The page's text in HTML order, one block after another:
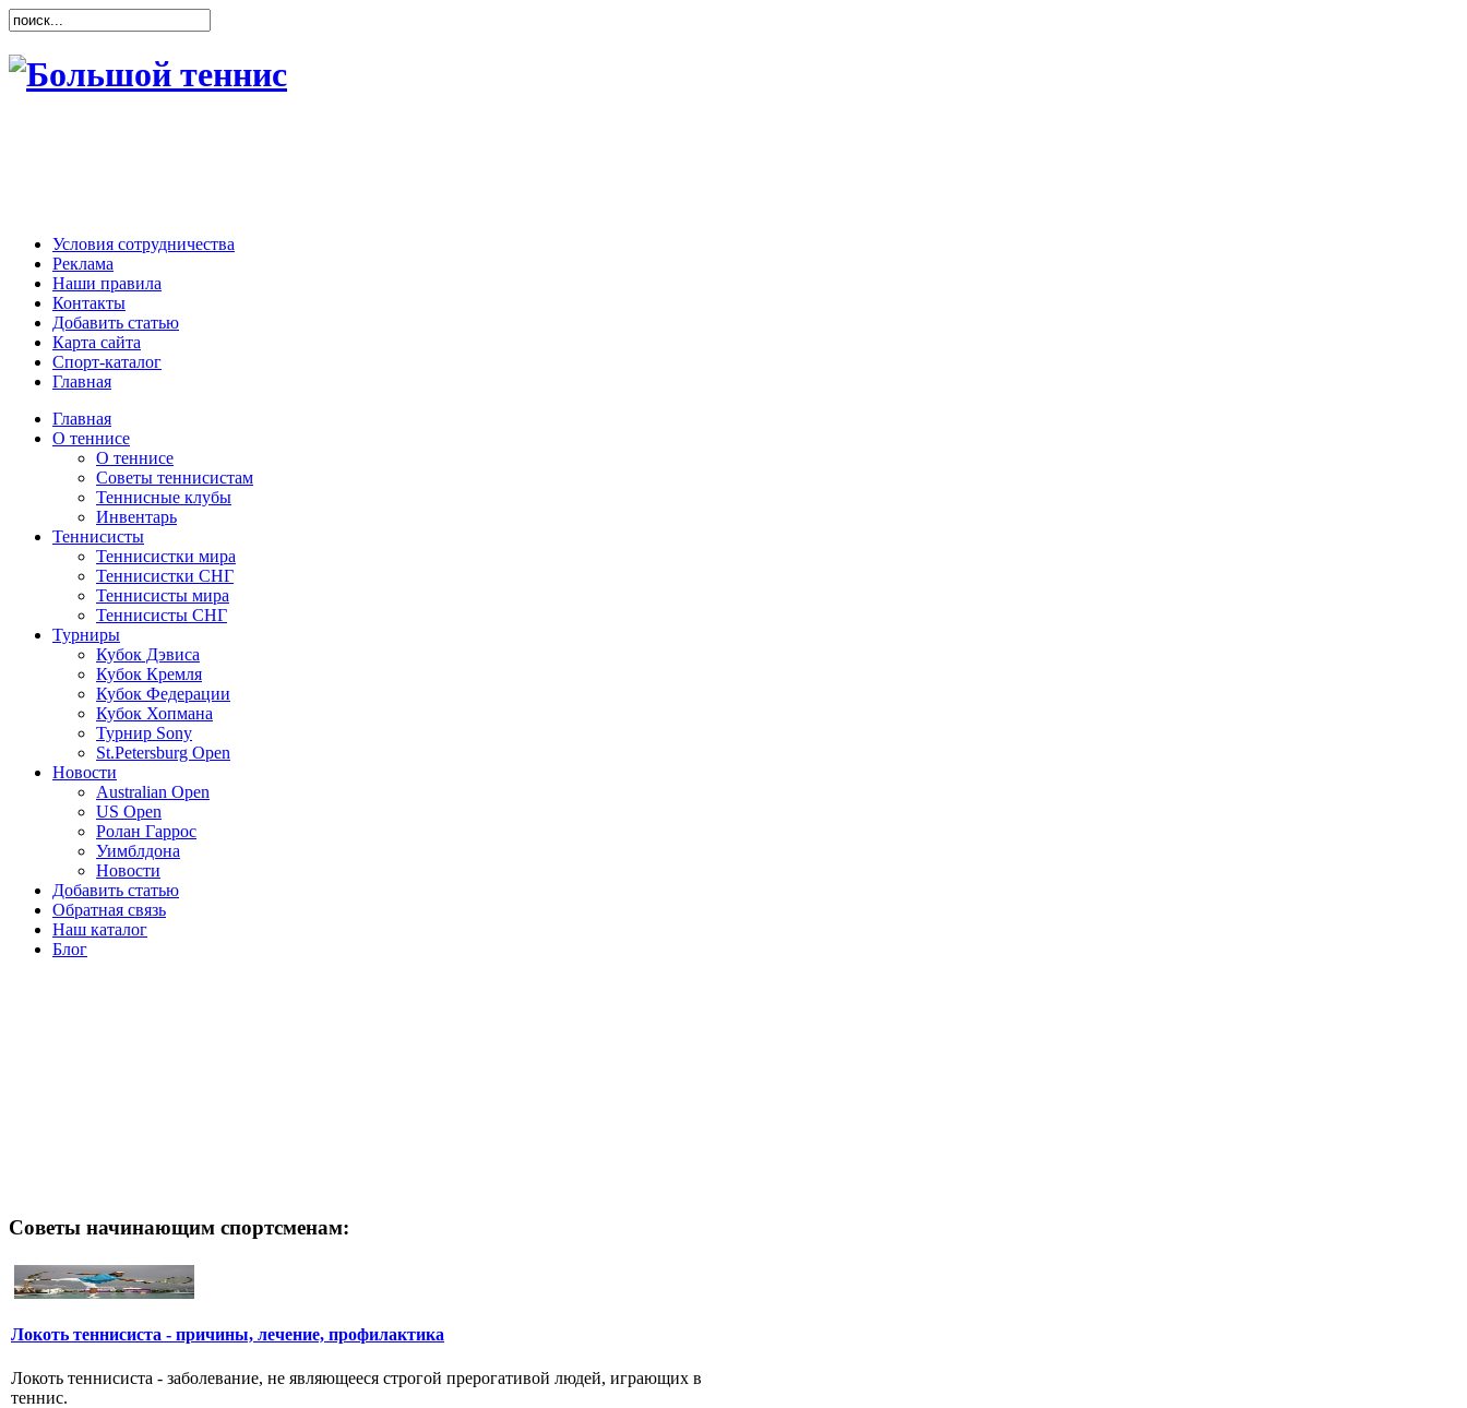
Условия сотрудничества
Реклама
Наши правила
Контакты
Добавить статью
Карта сайта
Спорт-каталог
Главная
Главная
О теннисе
О теннисе
Советы теннисистам
Теннисные клубы
Инвентарь
Теннисисты
Теннисистки мира
Теннисистки СНГ
Теннисисты мира
Теннисисты СНГ
Турниры
Кубок Дэвиса
Кубок Кремля
Кубок Федерации
Кубок Хопмана
Турнир Sony
St.Petersburg Open
Новости
Australian Open
US Open
Ролан Гаррос
Уимблдона
Новости
Добавить статью
Обратная связь
Наш каталог
Блог
Советы начинающим спортсменам:
Локоть теннисиста - причины, лечение, профилактика
Локоть теннисиста - заболевание, не являющееся строгой прерогативой людей, играющих в
теннис.